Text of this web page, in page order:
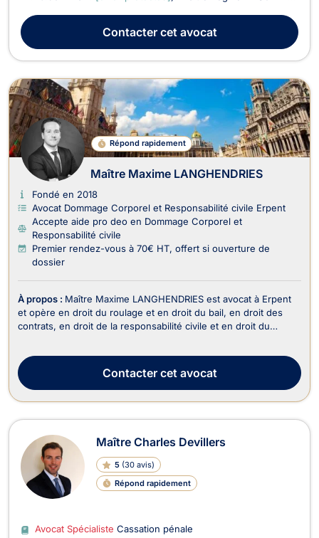
Successions, Droit du bail, Droit du roulage, Droit civil,
Récupération de créances. Maître Régine A...
Contactercet avocat
Répond rapidement
Maître Maxime LANGHENDRIES
Fondé en 2018
Avocat Dommage Corporel et Responsabilité civile Erpent
Accepte aide pro deo en Dommage Corporel et
Responsabilité civile
Premier rendez-vous à 70€ HT, offert si ouverture de
dossier
À propos : Maître Maxime LANGHENDRIES est avocat à Erpent
et opère en droit du roulage et en droit du bail, en droit des
contrats, en droit de la responsabilité civile et en droit du
concerne la contestation d’une infractio...
Contactercet avocat
Maître Charles Devillers
5 (30 avis)
Répond rapidement
Avocat Spécialiste Cassation pénale